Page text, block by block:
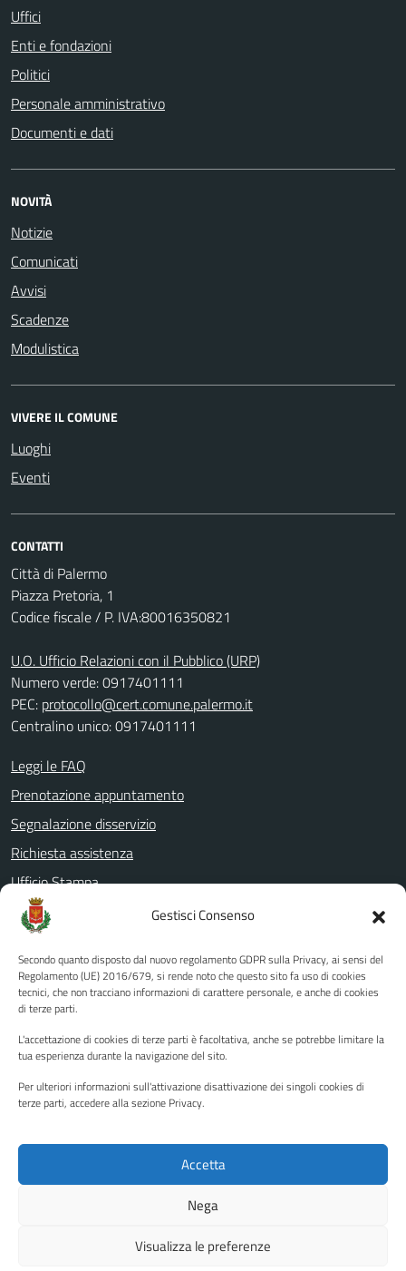
Gestisci Consenso
Secondo quanto disposto dal nuovo regolamento GDPR sulla Privacy, ai sensi del
Regolamento (UE) 2016/679, si rende noto che questo sito fa uso di cookies
tecnici, che non tracciano informazioni di carattere personale, e anche di cookies
di terze parti.
L'accettazione di cookies di terze parti è facoltativa, anche se potrebbe limitare la
tua esperienza durante la navigazione del sito.
Per ulteriori informazioni sull'attivazione disattivazione dei singoli cookies di
terze parti, accedere alla sezione Privacy.
Accetta
Nega
Visualizza le preferenze
Uffici
Enti e fondazioni
Politici
Personale amministrativo
Documenti e dati
NOVITÀ
Notizie
Comunicati
Avvisi
Scadenze
Modulistica
VIVERE IL COMUNE
Luoghi
Eventi
CONTATTI
Città di Palermo
Piazza Pretoria, 1
Codice fiscale / P. IVA:80016350821
U.O. Ufficio Relazioni con il Pubblico (URP)
Numero verde: 0917401111
PEC: protocollo@cert.comune.palermo.it
Centralino unico: 0917401111
Leggi le FAQ
Prenotazione appuntamento
Segnalazione disservizio
Richiesta assistenza
Ufficio Stampa
Amministrazione Trasparente
Albo pretorio
Informativa privacy
Note legali
Piano di miglioramento del sito
Instagram